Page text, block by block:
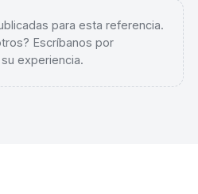
para esta referencia.
Escríbanos por
experiencia.